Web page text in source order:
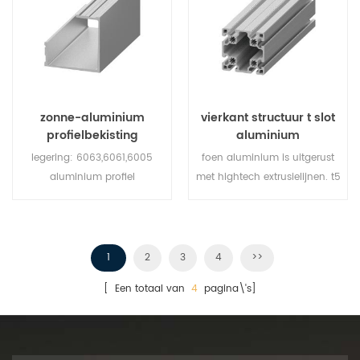
zonne-aluminium
profielbekisting
legering: 6063,6061,6005
aluminium profiel
vierkant structuur t slot
aluminium
extrusieprofiel 40x80
foen aluminium is uitgerust
met hightech extrusielijnen. t5
nature uit de lucht afkoelen
kunstmatig verouderd bij een
verhoogde temperatuur. t6
1 2 3 4 >>
[ Een totaal van 4 pagina\'s]